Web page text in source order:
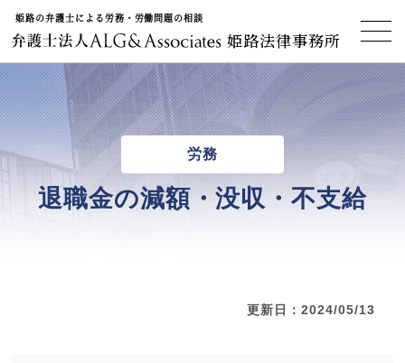
姫路の弁護士による労務・労働問題の相談
姫路法律事務所
労務
退職金の減額・没収・不支給
更新日：2024/05/13